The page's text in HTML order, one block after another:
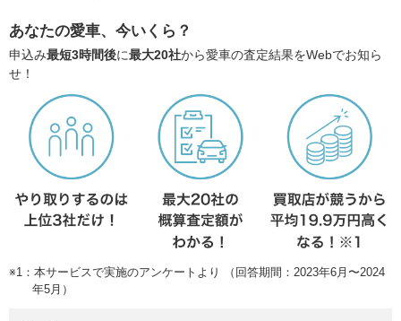
あなたの愛車、今いくら？
申込み最短3時間後に最大20社から愛車の査定結果をWebでお知ら
せ！
※1：本サービスで実施のアンケートより （回答期間：2023年6月〜2024
年5月）